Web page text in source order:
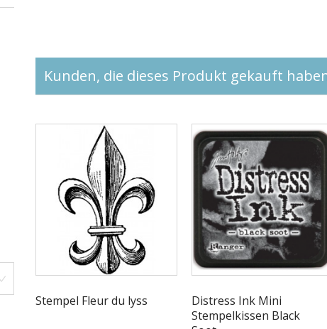
Kunden, die dieses Produkt gekauft
Stempel Fleur du lyss
Distress Ink Mini
Stempelkissen Black